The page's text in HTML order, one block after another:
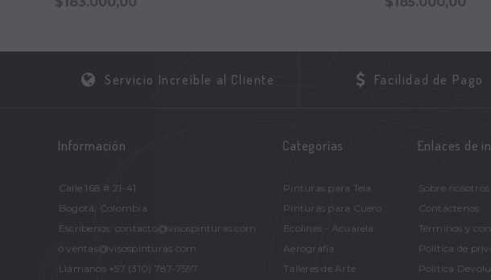
Servicio Increíble al Cliente Facilidad de Pago
Información
Calle 168 # 21-41
Bogotá, Colombia
Escríbenos: contacto@visospinturas.com
ó ventas@visospinturas.com
Llámanos +57 (310) 787-7597
Categorías
Pinturas para Tela
Pinturas para Cuero
Ecolines - Acuarela
Aerografía
Talleres de Arte
Enlaces de
Sobre nosotros
Contáctenos
Términos y
Política de
Política